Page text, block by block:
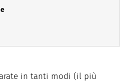
in tanti modi (il più